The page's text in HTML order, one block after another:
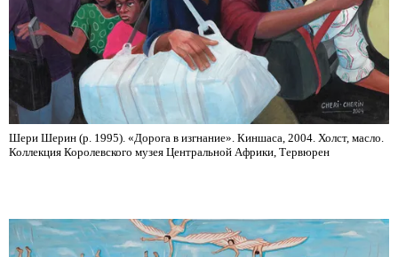
Шери Шерин (р. 1995). «Дорога в изгнание». Киншаса, 2004. Холст, масло.
Коллекция Королевского музея Центральной Африки, Тервюрен